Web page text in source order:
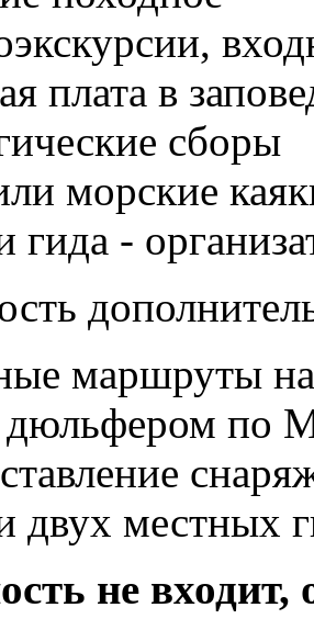
плата в
сборы
морские
гида -
маршруты
дюльфером по
двух местных
не